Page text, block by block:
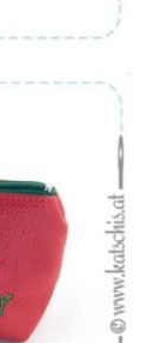
Von:€